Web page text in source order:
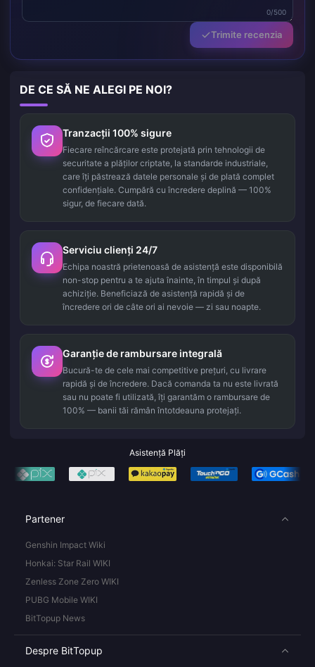
0/500
Trimite recenzia
DE CE SĂ NE ALEGI PE NOI?
Tranzacții 100% sigure
Fiecare reîncărcare este protejată prin tehnologii de
securitate a plăților criptate, la standarde industriale,
care îți păstrează datele personale și de plată complet
confidențiale. Cumpără cu încredere deplină — 100%
sigur, de fiecare dată.
Serviciu clienți 24/7
Echipa noastră prietenoasă de asistență este disponibilă
non-stop pentru a te ajuta înainte, în timpul și după
achiziție. Beneficiază de asistență rapidă și de
încredere ori de câte ori ai nevoie — zi sau noapte.
Garanție de rambursare integrală
Bucură-te de cele mai competitive prețuri, cu livrare
rapidă și de încredere. Dacă comanda ta nu este livrată
sau nu poate fi utilizată, îți garantăm o rambursare de
100% — banii tăi rămân întotdeauna protejați.
Asistență Plăți
Partener
Genshin Impact Wiki
Honkai: Star Rail WIKI
Zenless Zone Zero WIKI
PUBG Mobile WIKI
BitTopup News
Despre BitTopup